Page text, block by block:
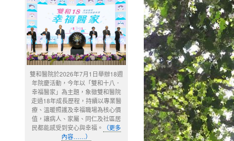
雙和醫院於2026年7月1日舉辦18週
年院慶活動，今年以「雙和十八．
幸福醫家」為主題，象徵雙和醫院
走過18年成長歷程，持續以專業醫
療、溫暖照護及幸福職場為核心價
值，讓病人、家屬、同仁及社區居
民都能感受到安心與幸福。
（更多
內容……）